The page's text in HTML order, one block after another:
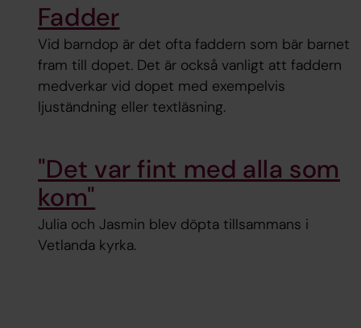
Fadder
Vid barndop är det ofta faddern som bär barnet
fram till dopet. Det är också vanligt att faddern
medverkar vid dopet med exempelvis
ljuständning eller textläsning.
"Det var fint med alla som
kom"
Julia och Jasmin blev döpta tillsammans i
Vetlanda kyrka.